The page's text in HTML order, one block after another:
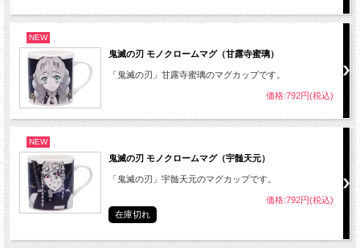
NEW
鬼滅の刃 モノクロームマグ（甘露寺蜜璃）
「鬼滅の刃」甘露寺蜜璃のマグカップです。
価格:792円(税込)
NEW
鬼滅の刃 モノクロームマグ（宇髄天元）
「鬼滅の刃」宇髄天元のマグカップです。
価格:792円(税込)
在庫切れ